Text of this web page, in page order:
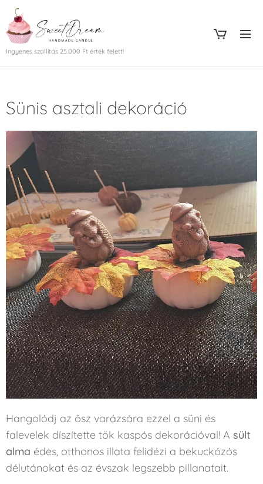
Ingyenes szállítás 25.000 Ft érték felett!
Sünis asztali dekoráció
Hangolódj az ősz varázsára ezzel a süni és
falevelek díszítette tök kaspós dekorációval! A sült
alma édes, otthonos illata felidézi a bekuckózós
délutánokat és az évszak legszebb pillanatait.